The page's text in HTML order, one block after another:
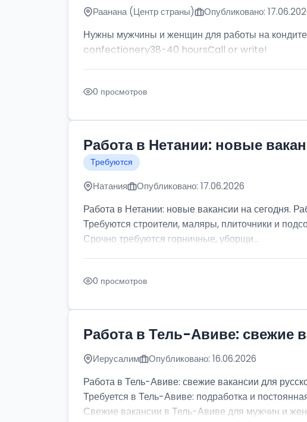
Раанана (Центр страны) Опубликовано:
Нужны мужчины и женщин для работы на
confectionery38-40 hoursCall or write!
0 просмотров
Работа в Нетании: новые
Требуются
Натания Опубликовано: 17.06.2026
Работа в Нетании: новые вакансии на сегодня.
Требуются строители, маляры, плиточники и
Срочно требуются горничные, уборщи...
0 просмотров
Работа в Тель-Авиве: свежие
Иерусалим Опубликовано: 16.06.2026
Работа в Тель-Авиве: свежие вакансии для
Требуется в Тель-Авиве: подработка и
Свежие вакансии в Тель-Авиве для мужчин и